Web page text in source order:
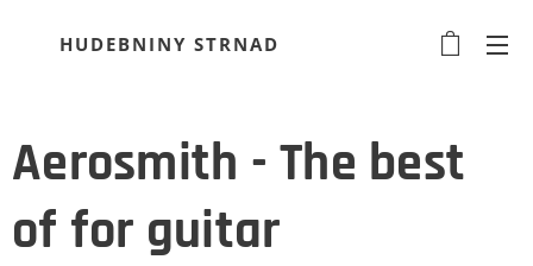
HUDEBNINY STRNAD
Aerosmith - The best
of for guitar